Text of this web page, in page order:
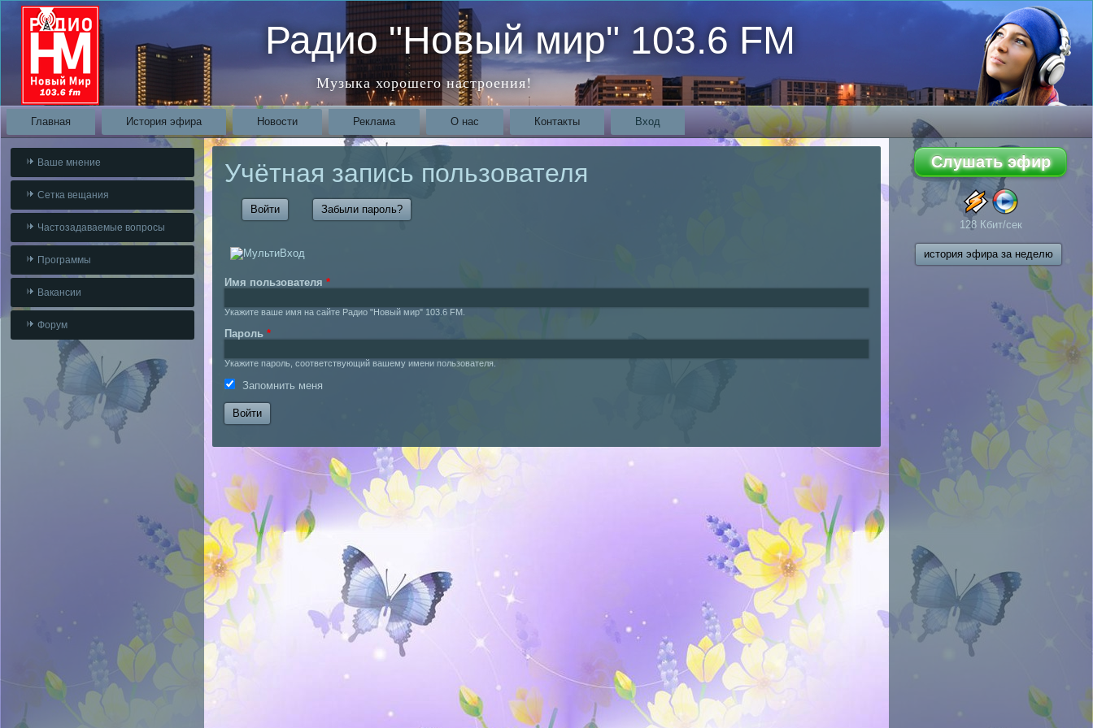
Радио "Новый мир" 103.6 FM
Музыка хорошего настроения!
Главная История эфира Новости Реклама О нас Контакты Вход
Ваше мнение
Сетка вещания
Частозадаваемые вопросы
Программы
Вакансии
Форум
Учётная запись пользователя
Войти (активная вкладка)
Забыли пароль?
Имя пользователя *
Укажите ваше имя на сайте Радио "Новый мир" 103.6 FM.
Пароль *
Укажите пароль, соответствующий вашему имени пользователя.
Запомнить меня
128 Кбит/сек
история эфира за неделю